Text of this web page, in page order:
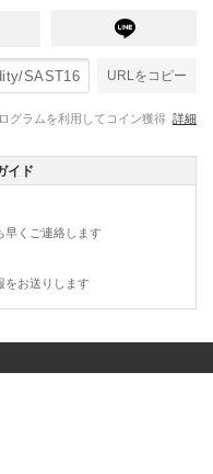
URLをコピー
グラムを利用してコイン獲得 詳細
イド
早くご連絡します
をお送りします